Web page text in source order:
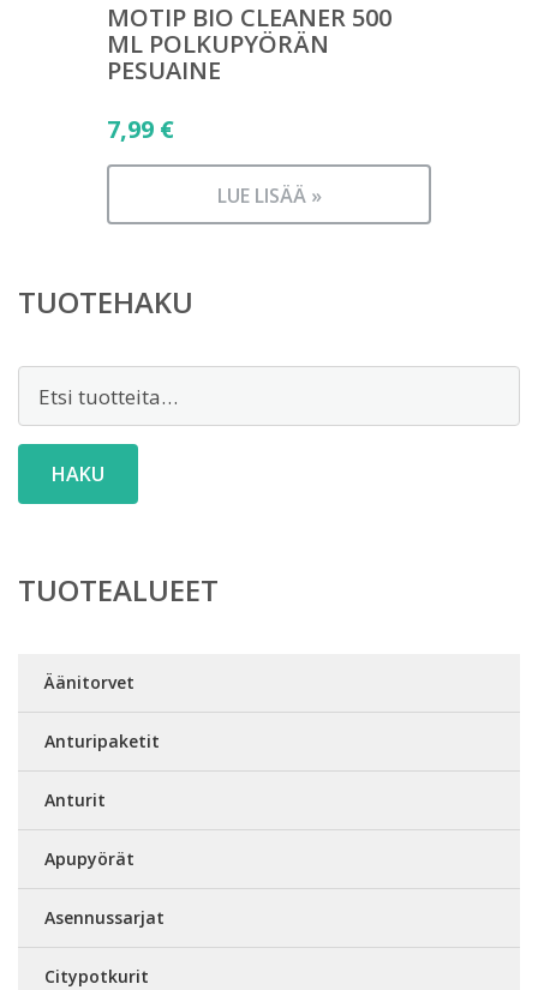
MOTIP BIO CLEANER 500
ML POLKUPYÖRÄN
PESUAINE
7,99 €
LUE LISÄÄ »
TUOTEHAKU
HAKU
TUOTEALUEET
Äänitorvet
Anturipaketit
Anturit
Apupyörät
Asennussarjat
Citypotkurit